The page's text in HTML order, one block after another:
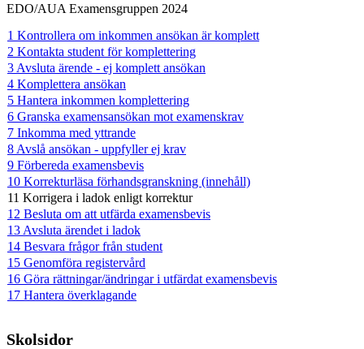
EDO/AUA Examensgruppen 2024
1 Kontrollera om inkommen ansökan är komplett
2 Kontakta student för komplettering
3 Avsluta ärende - ej komplett ansökan
4 Komplettera ansökan
5 Hantera inkommen komplettering
6 Granska examensansökan mot examenskrav
7 Inkomma med yttrande
8 Avslå ansökan - uppfyller ej krav
9 Förbereda examensbevis
10 Korrekturläsa förhandsgranskning (innehåll)
11 Korrigera i ladok enligt korrektur
12 Besluta om att utfärda examensbevis
13 Avsluta ärendet i ladok
14 Besvara frågor från student
15 Genomföra registervård
16 Göra rättningar/ändringar i utfärdat examensbevis
17 Hantera överklagande
Skolsidor